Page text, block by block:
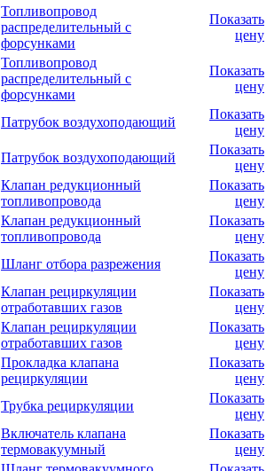
Топливопровод
распределительный с
форсунками
Показать
цену
Топливопровод
распределительный с
форсунками
Показать
цену
Патрубок воздухоподающий
Показать
цену
Патрубок воздухоподающий
Показать
цену
Клапан редукционный
топливопровода
Показать
цену
Клапан редукционный
топливопровода
Показать
цену
Шланг отбора разрежения
Показать
цену
Клапан рециркуляции
отработавших газов
Показать
цену
Клапан рециркуляции
отработавших газов
Показать
цену
Прокладка клапана
рециркуляции
Показать
цену
Трубка рециркуляции
Показать
цену
Включатель клапана
термовакуумный
Показать
цену